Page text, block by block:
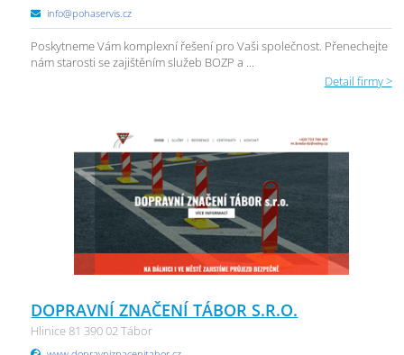
info@pohaservis.cz
Poskytneme Vám komplexní řešení pro Vaši společnost. Přenechejte
nám starosti se zajištěním služeb BOZP a ...
Detail firmy >
DOPRAVNÍ ZNAČENÍ TÁBOR S.R.O.
Hlinice 81 390 02 Tábor